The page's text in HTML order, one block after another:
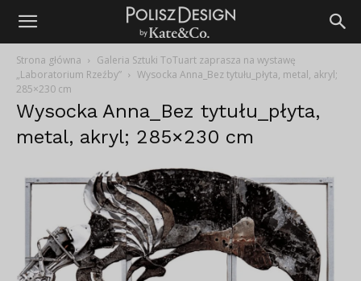
Strona główna
Galeria Sztuki ToTuart zaprasza na wystawę
„Laboratorium Rzeźby”
Wysocka Anna_Bez tytułu_płyta, metal, akryl;
285×230 cm
Wysocka Anna_Bez tytułu_płyta,
metal, akryl; 285×230 cm